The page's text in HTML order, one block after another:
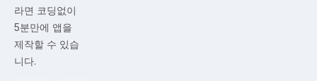
라면 코딩없이
5분만에 앱을
제작할 수 있습
니다.